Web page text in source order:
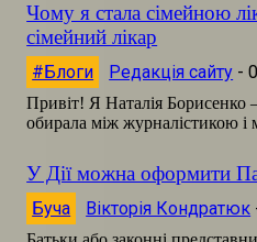
Чому я стала сімейною
сімейний лікар
#Блоги Редакція сайту -
Привіт! Я Наталія Борисенко
обирала між журналістикою
У Дії можна оформити
Буча Вікторія Кондратюк